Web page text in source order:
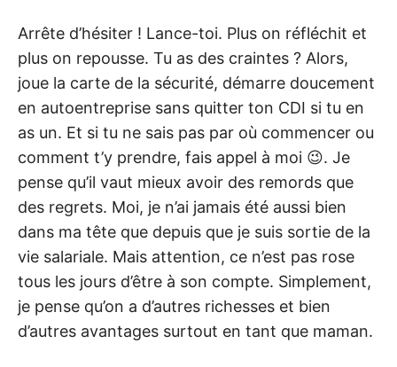
Arrête d’hésiter ! Lance-toi. Plus on réfléchit et
plus on repousse. Tu as des craintes ? Alors,
joue la carte de la sécurité, démarre doucement
en autoentreprise sans quitter ton CDI si tu en
as un. Et si tu ne sais pas par où commencer ou
comment t’y prendre, fais appel à moi 😉. Je
pense qu’il vaut mieux avoir des remords que
des regrets. Moi, je n’ai jamais été aussi bien
dans ma tête que depuis que je suis sortie de la
vie salariale. Mais attention, ce n’est pas rose
tous les jours d’être à son compte. Simplement,
je pense qu’on a d’autres richesses et bien
d’autres avantages surtout en tant que maman.